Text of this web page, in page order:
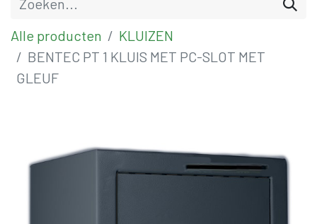
Alle producten
KLUIZEN
BENTEC PT 1 KLUIS MET PC-SLOT MET
GLEUF